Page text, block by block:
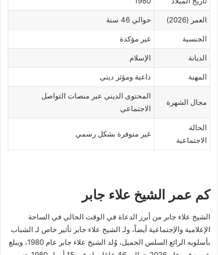
العمر (2026) حوالي 46 سنة
الجنسية غير مؤكدة
الديانة الإسلام
المهنة داعية ومؤثر ديني
مجال الشهرة
المحتوى الديني عبر منصات التواصل
الاجتماعي
الحالة
الاجتماعية
غير متوفرة بشكل رسمي
كم عمر الشيخ علاء جابر
الشيخ علاء جابر من أبرز الدعاة في الوقت الحالي في الساحة
الإعلامية والإجتماعية أيضاً، ولـ الشيخ علاء جابر تأثير خاص لـ الشباب
بأسلوبه الرائع السلس الجميل، وُلد الشيخ علاء جابر عام 1980، ويبلغ